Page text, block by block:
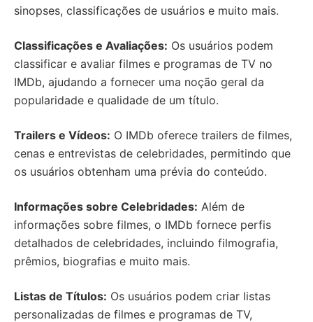
sinopses, classificações de usuários e muito mais.
Classificações e Avaliações: Os usuários podem
classificar e avaliar filmes e programas de TV no
IMDb, ajudando a fornecer uma noção geral da
popularidade e qualidade de um título.
Trailers e Vídeos: O IMDb oferece trailers de filmes,
cenas e entrevistas de celebridades, permitindo que
os usuários obtenham uma prévia do conteúdo.
Informações sobre Celebridades: Além de
informações sobre filmes, o IMDb fornece perfis
detalhados de celebridades, incluindo filmografia,
prêmios, biografias e muito mais.
Listas de Títulos: Os usuários podem criar listas
personalizadas de filmes e programas de TV,